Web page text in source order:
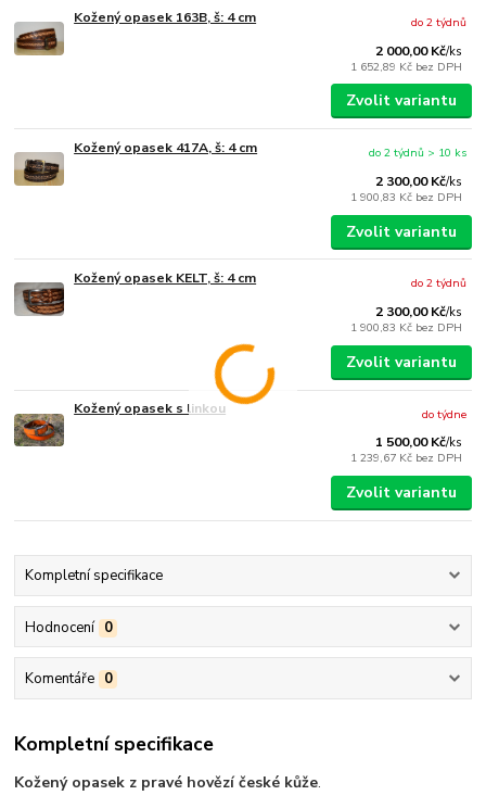
Kožený opasek 163B, š: 4 cm
2 000,00 Kč/ks
1 652,89 Kč bez DPH
do 2 týdnů
Zvolit variantu
Kožený opasek 417A, š: 4 cm
2 300,00 Kč/ks
1 900,83 Kč bez DPH
do 2 týdnů > 10 ks
Zvolit variantu
Kožený opasek KELT, š: 4 cm
2 300,00 Kč/ks
1 900,83 Kč bez DPH
do 2 týdnů
Zvolit variantu
Kožený opasek s linkou
1 500,00 Kč/ks
1 239,67 Kč bez DPH
do týdne
Zvolit variantu
Kompletní specifikace
Hodnocení 0
Komentáře 0
Kompletní specifikace
Kožený opasek z pravé hovězí české kůže.